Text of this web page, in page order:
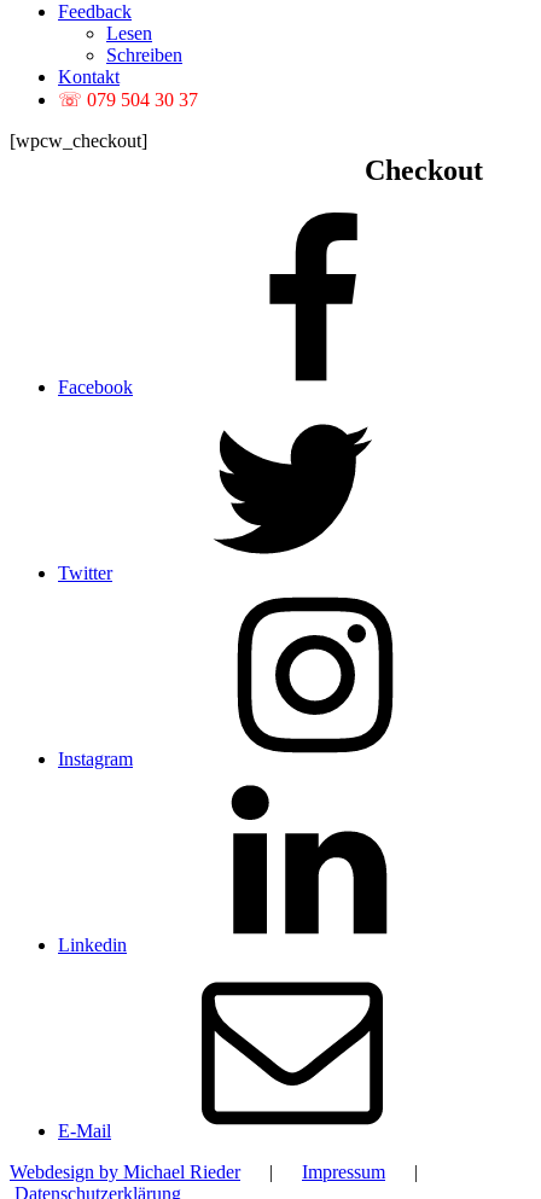
Feedback
Lesen
Schreiben
Kontakt
☏ 079 504 30 37
Checkout
[wpcw_checkout]
Facebook
Twitter
Instagram
Linkedin
E-Mail
Webdesign by Michael Rieder| Impressum |
Datenschutzerklärung